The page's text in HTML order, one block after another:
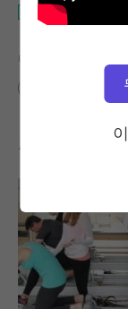
매트
다음에 대한 유사
좋아할 만한